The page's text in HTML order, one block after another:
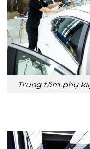
Trung tâm phụ